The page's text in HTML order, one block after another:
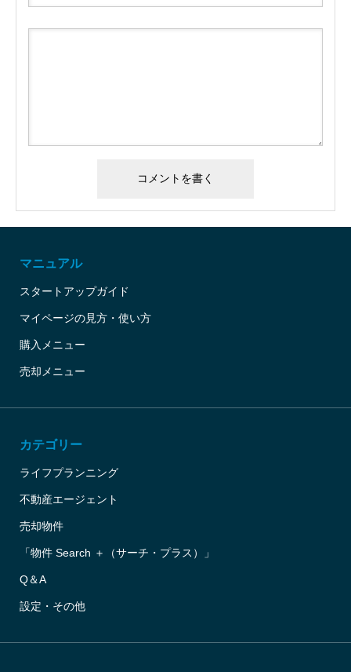
マニュアル
スタートアップガイド
マイページの見方・使い方
購入メニュー
売却メニュー
カテゴリー
ライフプランニング
不動産エージェント
売却物件
「物件 Search ＋（サーチ・プラス）」
Q＆A
設定・その他